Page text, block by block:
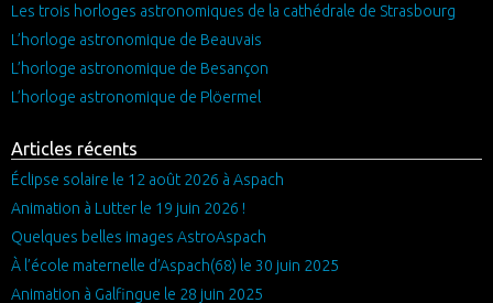
Les trois horloges astronomiques de la cathédrale de Strasbourg
L’horloge astronomique de Beauvais
L’horloge astronomique de Besançon
L’horloge astronomique de Plöermel
Articles récents
Éclipse solaire le 12 août 2026 à Aspach
Animation à Lutter le 19 juin 2026 !
Quelques belles images AstroAspach
À l’école maternelle d’Aspach(68) le 30 juin 2025
Animation à Galfingue le 28 juin 2025